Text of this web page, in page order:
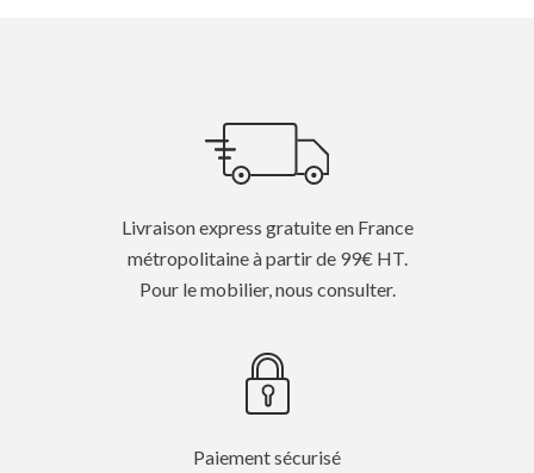
Livraison express gratuite en France
métropolitaine à partir de 99€ HT.
Pour le mobilier, nous consulter.
Paiement sécurisé